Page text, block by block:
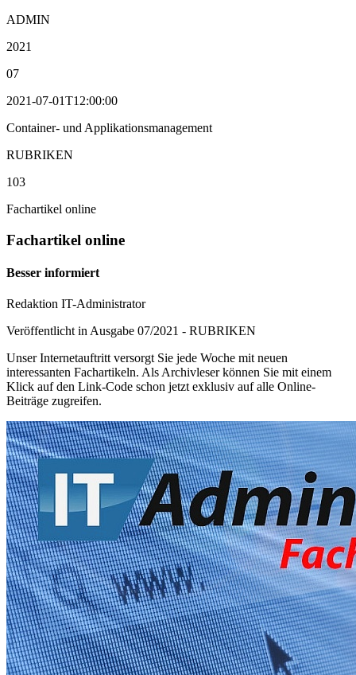
ADMIN
2021
07
2021-07-01T12:00:00
Container- und Applikationsmanagement
RUBRIKEN
103
Fachartikel online
Fachartikel online
Besser informiert
Redaktion IT-Administrator
Veröffentlicht in Ausgabe 07/2021 - RUBRIKEN
Unser Internetauftritt versorgt Sie jede Woche mit neuen
interessanten Fachartikeln. Als Archivleser können Sie mit einem
Klick auf den Link-Code schon jetzt exklusiv auf alle Online-
Beiträge zugreifen.